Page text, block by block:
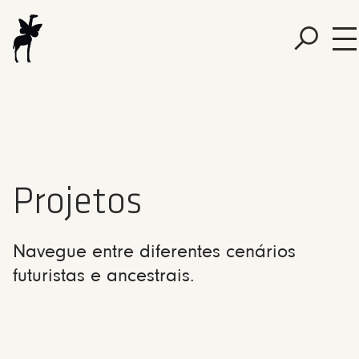
Projetos
Navegue entre diferentes cenários
futuristas e ancestrais.